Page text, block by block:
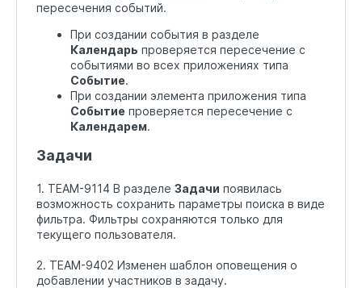
пересечения событий.
При создании события в разделе
Календарь проверяется пересечение с
событиями во всех приложениях типа
Событие.
При создании элемента приложения типа
Событие проверяется пересечение с
Календарем.
Задачи
1. TEAM-9114 В разделе Задачи появилась
возможность сохранить параметры поиска в виде
фильтра. Фильтры сохраняются только для
текущего пользователя.
2. TEAM-9402 Изменен шаблон оповещения о
добавлении участников в задачу.